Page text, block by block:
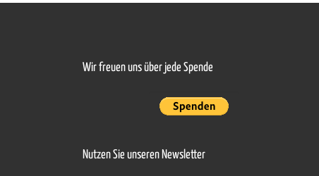
Wir freuen uns über jede Spende
Nutzen Sie unseren Newsletter